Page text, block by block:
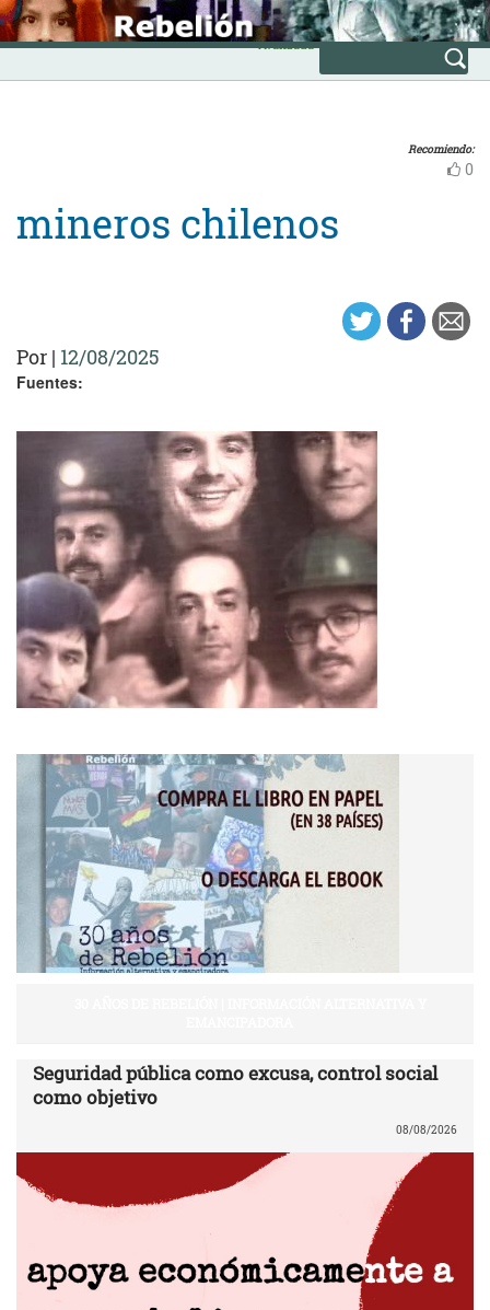
Skip
to
content
INICIO
Avanzada
Recomiendo:
0
mineros chilenos
Por | 12/08/2025
Fuentes:
Seguridad pública como excusa, control social
como objetivo
08/08/2026